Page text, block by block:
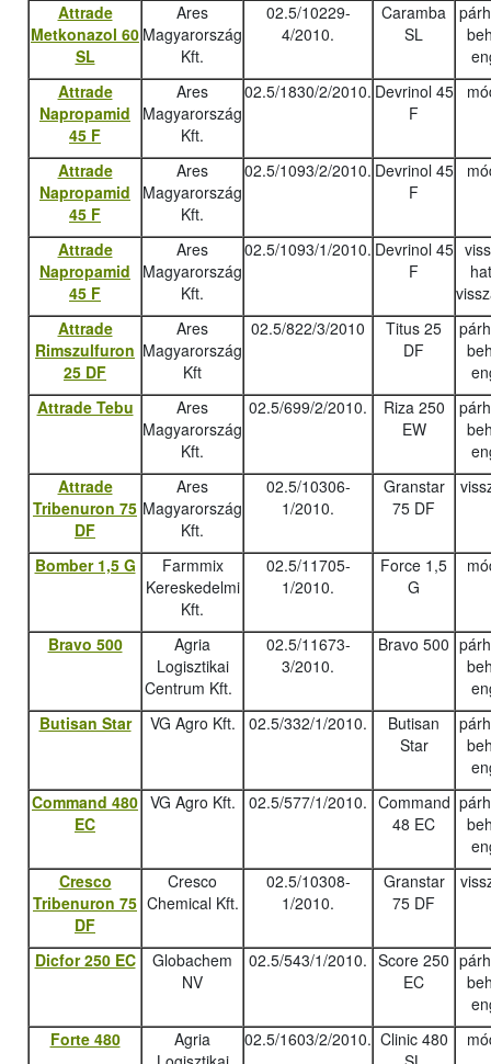
Attrade
Metkonazol 60
SL
Ares
Magyarország
Kft.
02.5/10229-
4/2010.
Caramba
SL
Attrade
Napropamid
45 F
Ares
Magyarország
Kft.
02.5/1830/2/2010. Devrinol 45
F
Attrade
Napropamid
45 F
Ares
Magyarország
Kft.
02.5/1093/2/2010. Devrinol 45
F
Attrade
Napropamid
45 F
Ares
Magyarország
Kft.
02.5/1093/1/2010. Devrinol 45
F
Attrade
Rimszulfuron
25 DF
Ares
Magyarország
Kft
02.5/822/3/2010
Titus 25
DF
Attrade Tebu
Ares
Magyarország
Kft.
02.5/699/2/2010.
Riza 250
EW
Attrade
Tribenuron 75
DF
Ares
Magyarország
Kft.
02.5/10306-
1/2010.
Granstar
75 DF
Bomber 1,5 G
Farmmix
Kereskedelmi
Kft.
02.5/11705-
1/2010.
Force 1,5
G
Bravo 500
Agria
Logisztikai
Centrum Kft.
02.5/11673-
3/2010.
Bravo 500
Butisan Star
VG Agro Kft. 02.5/332/1/2010.
Butisan
Star
Command 480
EC
VG Agro Kft. 02.5/577/1/2010. Command
48 EC
Cresco
Tribenuron 75
DF
Cresco
Chemical Kft.
02.5/10308-
1/2010.
Granstar
75 DF
Dicfor 250 EC
Globachem
NV
02.5/543/1/2010. Score 250
EC
Forte 480
Agria
02.5/1603/2/2010. Clinic 480